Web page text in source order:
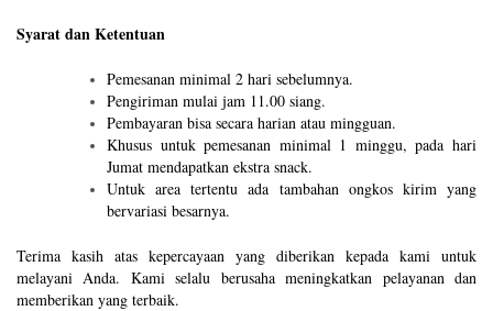
Syarat dan Ketentuan
Pemesanan minimal 2 hari sebelumnya.
Pengiriman mulai jam 11.00 siang.
Pembayaran bisa secara harian atau mingguan.
Khusus untuk pemesanan minimal 1 minggu, pada hari
Jumat mendapatkan ekstra snack.
Untuk area tertentu ada tambahan ongkos kirim yang
bervariasi besarnya.
Terima kasih atas kepercayaan yang diberikan kepada kami untuk
melayani Anda. Kami selalu berusaha meningkatkan pelayanan dan
memberikan yang terbaik.